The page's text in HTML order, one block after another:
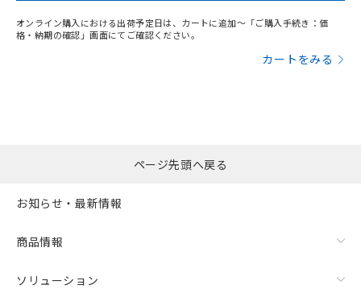
漏れ電流特性
オンライン購入における出荷予定日は、カートに追加～「ご購入手続き：価
格・納期の確認」画面にてご確認ください。
カートをみる
ページ先頭へ戻る
お知らせ・最新情報
商品情報
ソリューション